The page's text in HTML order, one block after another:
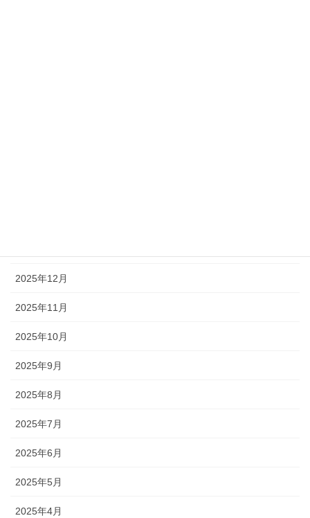
2025年12月
2025年11月
2025年10月
2025年9月
2025年8月
2025年7月
2025年6月
2025年5月
2025年4月